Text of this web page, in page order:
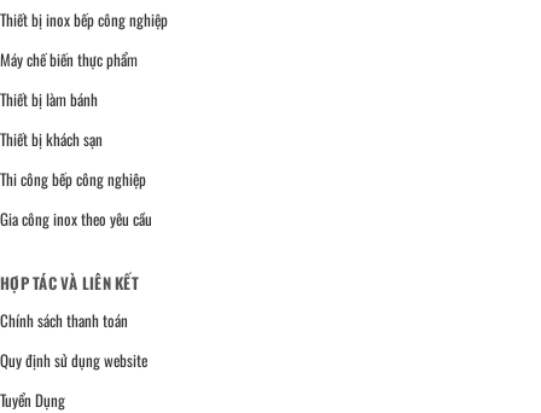
Thiết bị inox bếp công nghiệp
Máy chế biến thực phẩm
Thiết bị làm bánh
Thiết bị khách sạn
Thi công bếp công nghiệp
Gia công inox theo yêu cầu
HỢP TÁC VÀ LIÊN KẾT
Chính sách thanh toán
Quy định sử dụng website
Tuyển Dụng